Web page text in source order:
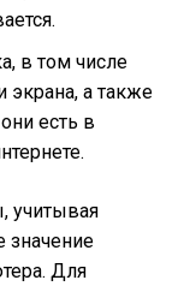
в том числе
экрана, а также
есть в
учитывая
значение
Для